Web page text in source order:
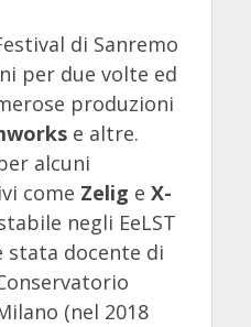
di Sanremo
per due volte ed
produzioni
e altre.
alcuni
come Zelig e X-
negli EeLST
stata docente di
(nel 2018